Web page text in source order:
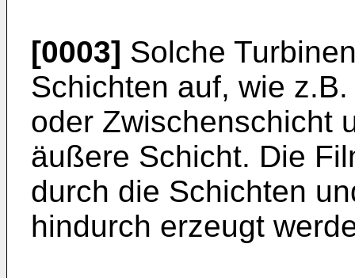
[0003] Solche
Schichten auf, wie
oder Zwischenschicht
äußere Schicht. Die
durch die Schichten
hindurch erzeugt